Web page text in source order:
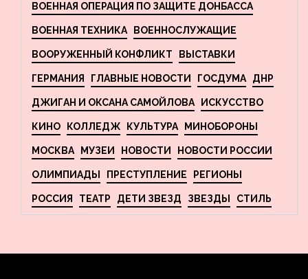
ВОЕННАЯ ОПЕРАЦИЯ ПО ЗАЩИТЕ ДОНБАССА
ВОЕННАЯ ТЕХНИКА ВОЕННОСЛУЖАЩИЕ
ВООРУЖЕННЫЙ КОНФЛИКТ ВЫСТАВКИ
ГЕРМАНИЯ ГЛАВНЫЕ НОВОСТИ ГОСДУМА ДНР
ДЖИГАН И ОКСАНА САМОЙЛОВА ИСКУССТВО
КИНО КОЛЛЕДЖ КУЛЬТУРА МИНОБОРОНЫ
МОСКВА МУЗЕИ НОВОСТИ НОВОСТИ РОССИИ
ОЛИМПИАДЫ ПРЕСТУПЛЕНИЕ РЕГИОНЫ
РОССИЯ ТЕАТР ДЕТИ ЗВЕЗД ЗВЕЗДЫ СТИЛЬ